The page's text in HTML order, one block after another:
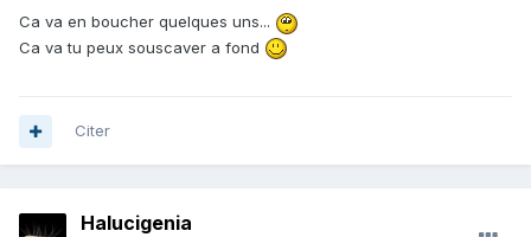
Ca va en boucher quelques uns...
Ca va tu peux souscaver a fond
Citer
Halucigenia